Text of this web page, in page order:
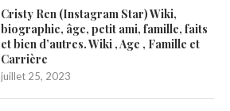
Cristy Ren (Instagram Star) Wiki,
biographie, âge, petit ami, famille, faits
et bien d’autres. Wiki , Age , Famille et
Carrière
juillet 25, 2023